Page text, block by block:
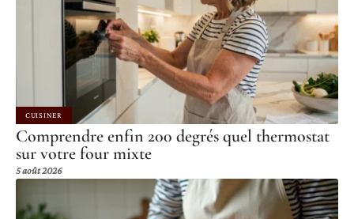
CUISINER
Comprendre enfin 200 degrés quel thermostat
sur votre four mixte
5 août 2026